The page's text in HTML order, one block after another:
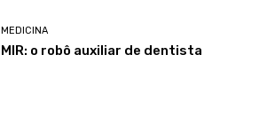
MEDICINA
MIR: o robô auxiliar de dentista